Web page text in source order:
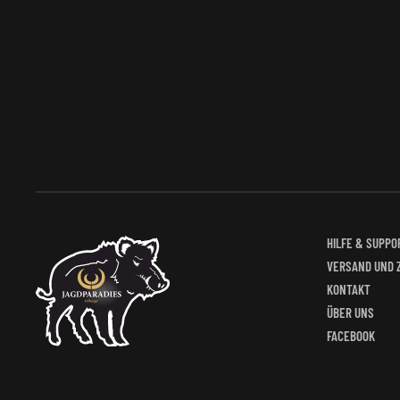
HILFE &
VERSAND UND
KONTAKT
ÜBER UNS
FACEBOOK